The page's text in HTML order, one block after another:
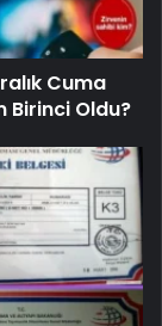
Cuma
Birinci Oldu?